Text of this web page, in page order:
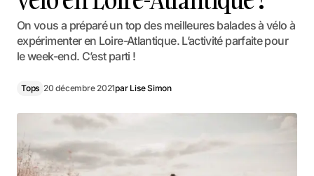
On vous a préparé un top des meilleures balades à vélo à
expérimenter en Loire-Atlantique. L’activité parfaite pour
le week-end. C’est parti !
Tops 20 décembre 2021par Lise Simon